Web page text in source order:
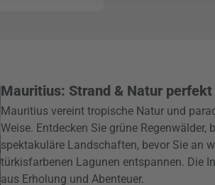
Mauritius: Strand & Natur
Mauritius vereint tropische Natur und
Weise. Entdecken Sie grüne
spektakuläre Landschaften, bevor Sie an
türkisfarbenen Lagunen entspannen. Die
aus Erholung und Abenteuer.